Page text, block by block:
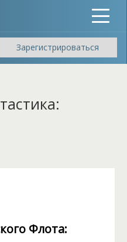
Toggle
Зарегистрироваться
Флота: